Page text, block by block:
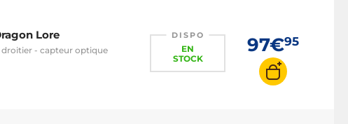
Lore
droitier - capteur optique
DISPO
EN
STOCK
97€95